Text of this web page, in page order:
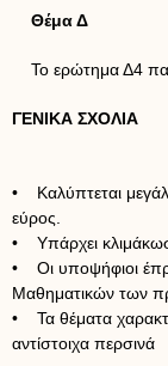
Θέμα Δ
Το ερώτημα Δ4
ΓΕΝΙΚΑ ΣΧΟΛΙΑ
• Καλύπτεται
εύρος.
• Υπάρχει
• Οι υποψήφιοι
Μαθηματικών των
• Τα θέματα
αντίστοιχα περσινά